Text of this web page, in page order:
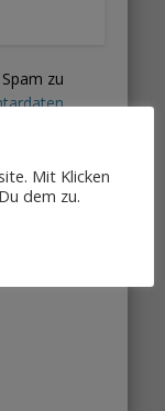
zu
Mit Klicken
dem zu.